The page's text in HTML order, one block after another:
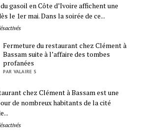
gasoil en Côte d’Ivoire affichent une
le 1er mai. Dans la soirée de ce...
Fermeture du restaurant chez Clément à
Bassam suite à l’affaire des tombes
profanées
PAR VALAIRE S
chez Clément à Bassam est une
de nombreux habitants de la cité